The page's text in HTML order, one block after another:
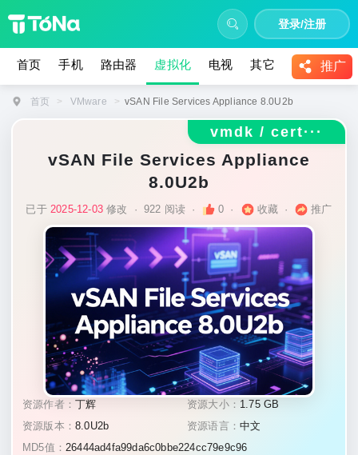
登录/注册
首页 手机 路由器 虚拟化 电视 其它 教程 推广
首页 > VMware > vSAN File Services Appliance 8.0U2b
vmdk / cert···
vSAN File Services Appliance
8.0U2b
已于 2025-12-03修改 · 922 阅读 · 0 · 收藏 · 推广
资源作者： 丁辉 资源大小： 1.75 GB
资源版本： 8.0U2b 资源语言： 中文
MD5值： 26444ad4fa99da6c0bbe224cc79e9c96